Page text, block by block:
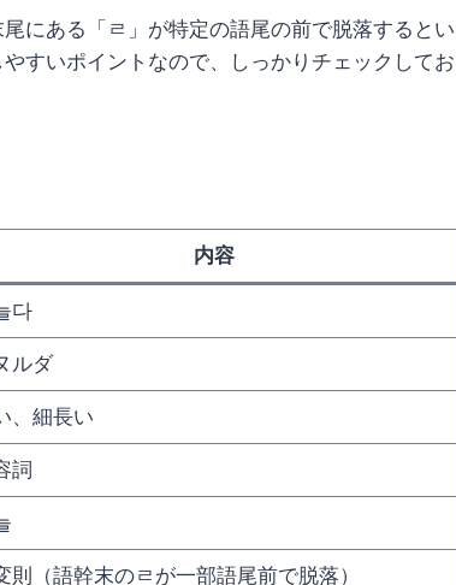
にある「ㄹ」が特定の語尾の前で脱落するとい
すいポイントなので、しっかりチェックしてお
内容
다
ルダ
、細長い
詞
則（語幹末のㄹが一部語尾前で脱落）